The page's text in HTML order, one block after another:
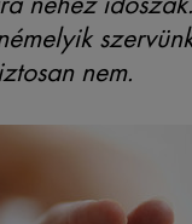
nem.